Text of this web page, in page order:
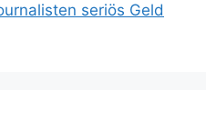
seriös Geld